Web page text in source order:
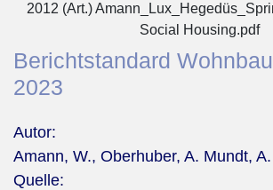
2012 (Art.)
Social Housing.pdf
Berichtstandard
2023
Autor:
Amann, W., Oberhuber, A. Mundt,
Quelle: